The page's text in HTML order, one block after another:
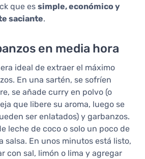
que es simple, económico y
saciante.
en media hora
ideal de extraer el máximo
En una sartén, se sofríen
se añade curry en polvo (o
que libere su aroma, luego se
ser enlatados) y garbanzos.
leche de coco o solo un poco de
salsa. En unos minutos está listo,
con sal, limón o lima y agregar